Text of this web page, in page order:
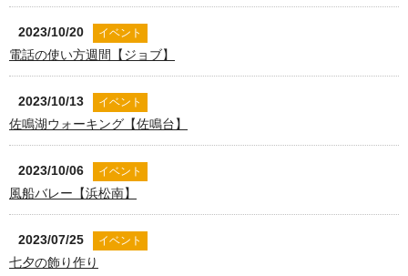
2023/10/20 イベント
電話の使い方週間【ジョブ】
2023/10/13 イベント
佐鳴湖ウォーキング【佐鳴台】
2023/10/06 イベント
風船バレー【浜松南】
2023/07/25 イベント
七夕の飾り作り